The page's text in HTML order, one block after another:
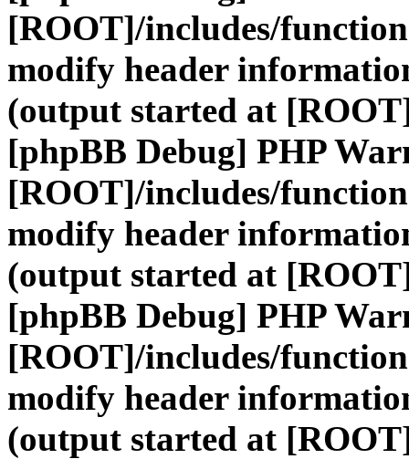
[ROOT]/includes/
modify header
(output started at
[phpBB Debug] PHP
[ROOT]/includes/
modify header
(output started at
[phpBB Debug] PHP
[ROOT]/includes/
modify header
(output started at